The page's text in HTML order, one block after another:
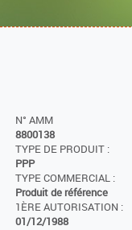
N° AMM
8800138
TYPE DE PRODUIT :
PPP
TYPE COMMERCIAL :
Produit de référence
1ÈRE AUTORISATION :
01/12/1988